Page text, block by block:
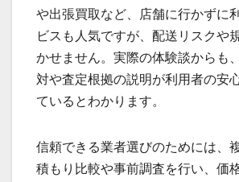
や出張買取など、店舗に行かずに
ビスも人気ですが、配送リスクや
かせません。実際の体験談からも
対や査定根拠の説明が利用者の安
ているとわかります。
信頼できる業者選びのためには、
積もり比較や事前調査を行い、価